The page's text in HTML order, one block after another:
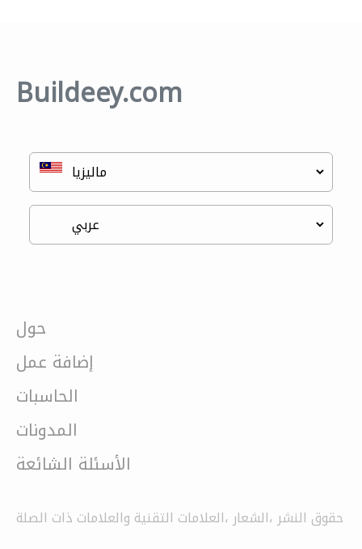
Buildeey.com
حول
إضافة عمل
الحاسبات
المدونات
الأسئلة الشائعة
حقوق النشر ،الشعار ،العلامات التقنية والعلامات ذات الصلة